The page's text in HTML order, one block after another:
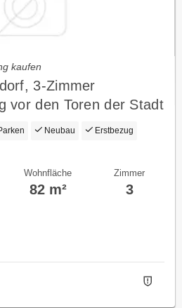
kaufen
3-Zimmer
vor den Toren der Stadt
Neubau Erstbezug
Wohnfläche
82 m²
Zimmer
3